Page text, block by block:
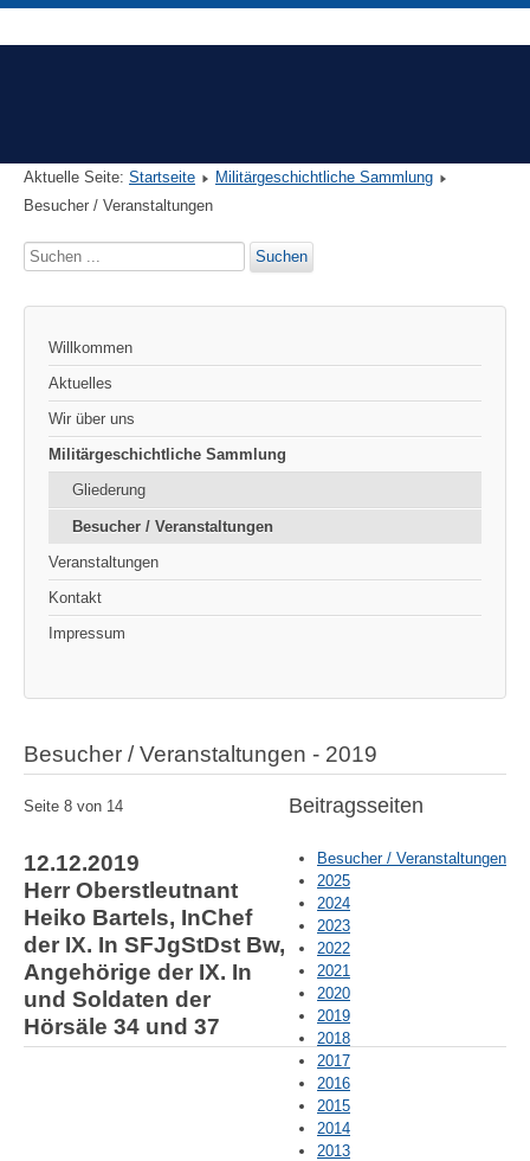
Aktuelle Seite: Startseite
Militärgeschichtliche Sammlung
Besucher / Veranstaltungen
Suchen
Suchen
Willkommen
Aktuelles
Wir über uns
Militärgeschichtliche Sammlung
Gliederung
Besucher / Veranstaltungen
Veranstaltungen
Kontakt
Impressum
Besucher / Veranstaltungen - 2019
Beitragsseiten
Besucher / Veranstaltungen
2025
2024
2023
2022
2021
2020
2019
2018
2017
2016
2015
2014
2013
Seite 8 von 14
12.12.2019
Herr Oberstleutnant
Heiko Bartels, InChef
der IX. In SFJgStDst Bw,
Angehörige der IX. In
und Soldaten der
Hörsäle 34 und 37